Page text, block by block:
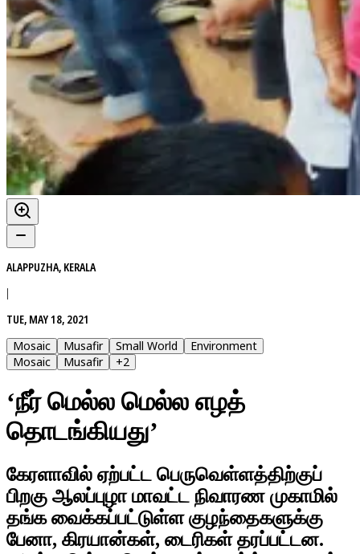
ALAPPUZHA, KERALA
|
TUE, MAY 18, 2021
Mosaic
Musafir Small World
Environment
Mosaic
Musafir +2
‘நீர் மெல்ல மெல்ல எழத்
தொடங்கியது’
கேரளாவில் ஏற்பட்ட பெருவெள்ளத்திற்குப்
பிறகு ஆலப்புழா மாவட்ட நிவாரண முகாமில்
தங்க வைக்கப்பட்டுள்ள குழந்தைகளுக்கு
பேனா, கிரயான்கள், டைரிகள் தரப்பட்டன.